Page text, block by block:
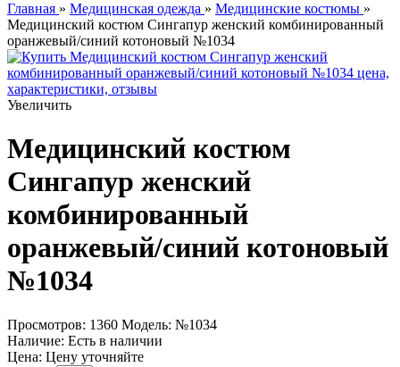
Главная » Медицинская одежда » Медицинские костюмы »
Медицинский костюм Сингапур женский комбинированный
оранжевый/синий котоновый №1034
Увеличить
Медицинский костюм
Сингапур женский
комбинированный
оранжевый/синий котоновый
№1034
Просмотров: 1360 Модель: №1034
Наличие: Есть в наличии
Цена: Цену уточняйте